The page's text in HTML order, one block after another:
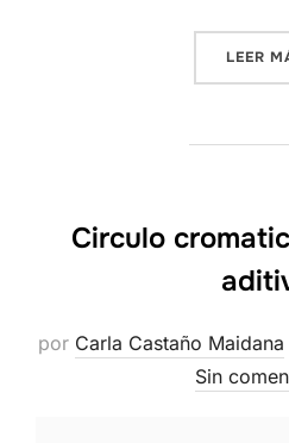
LEER
Circulo
por Carla Castaño Maidana
Sin